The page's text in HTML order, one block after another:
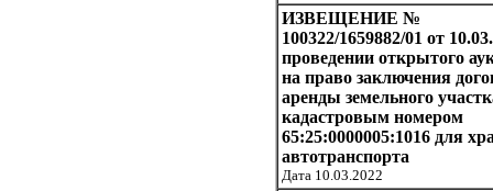
ИЗВЕЩЕНИЕ №
100322/1659882/01 от
проведении открытого
на право заключения
аренды земельного
кадастровым номером
65:25:0000005:1016 для
автотранспорта
Дата 10.03.2022